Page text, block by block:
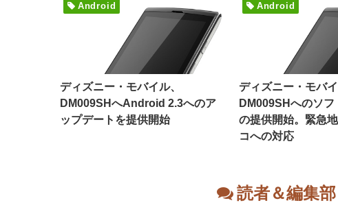
Android
ディズニー・モバイル、
DM009SHへAndroid 2.3へのア
ップデートを提供開始
Android
ディズニー・モバイ
DM009SHへのソ
の提供開始。緊急
コへの対応
読者＆編集